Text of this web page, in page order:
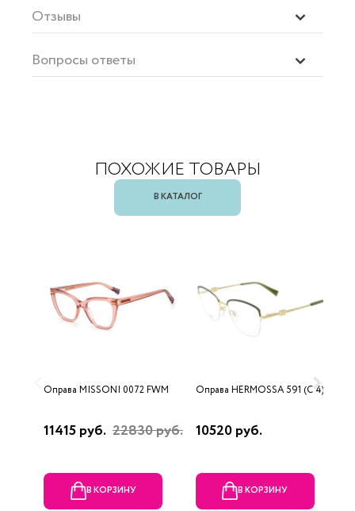
Отзывы
Вопросы ответы
ПОХОЖИЕ ТОВАРЫ
В КАТАЛОГ
Оправа MISSONI 0072 FWM
11415 руб. 22830 руб.
В КОРЗИНУ
Оправа HERMOSSA 591 (C 4)
10520 руб.
В КОРЗИНУ